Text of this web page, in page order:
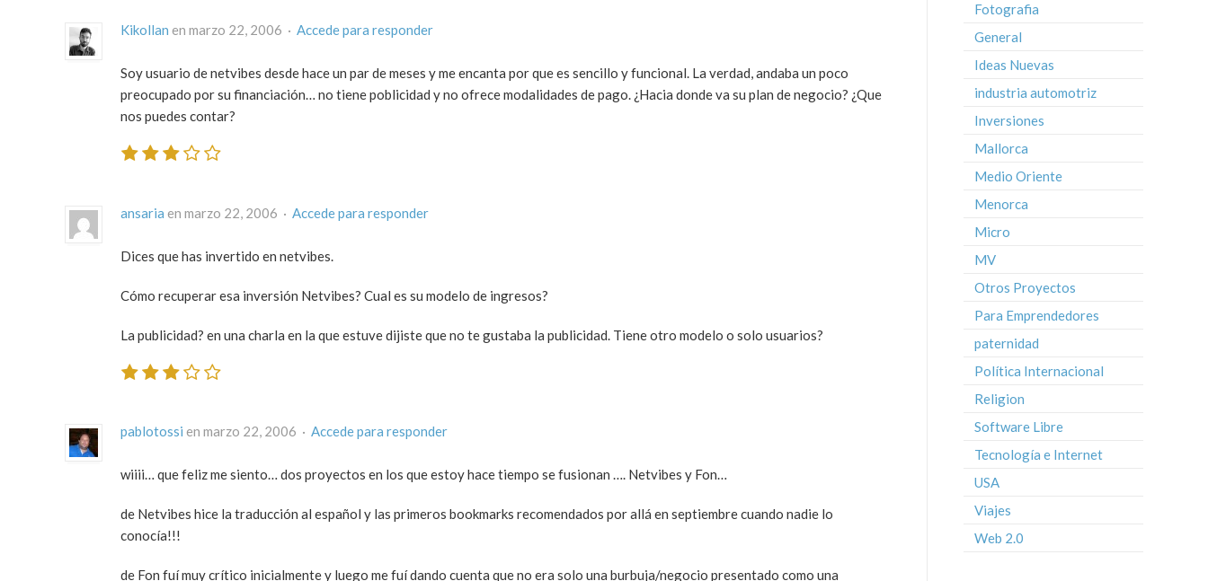
Kikollan en marzo 22, 2006 · Accede para responder
Soy usuario de netvibes desde hace un par de meses y me encanta por que es sencillo y funcional. La verdad, andaba un poco
preocupado por su financiación… no tiene poblicidad y no ofrece modalidades de pago. ¿Hacia donde va su plan de negocio? ¿Que
nos puedes contar?
ansaria en marzo 22, 2006 · Accede para responder
Dices que has invertido en netvibes.
Cómo recuperar esa inversión Netvibes? Cual es su modelo de ingresos?
La publicidad? en una charla en la que estuve dijiste que no te gustaba la publicidad. Tiene otro modelo o solo usuarios?
pablotossi en marzo 22, 2006 · Accede para responder
wiiii… que feliz me siento… dos proyectos en los que estoy hace tiempo se fusionan …. Netvibes y Fon…
de Netvibes hice la traducción al español y las primeros bookmarks recomendados por allá en septiembre cuando nadie lo
conocía!!!
de Fon fuí muy crítico inicialmente y luego me fuí dando cuenta que no era solo una burbuja/negocio presentado como una
Fotografia
General
Ideas Nuevas
industria automotriz
Inversiones
Mallorca
Medio Oriente
Menorca
Micro
MV
Otros Proyectos
Para Emprendedores
paternidad
Política Internacional
Religion
Software Libre
Tecnología e Internet
USA
Viajes
Web 2.0